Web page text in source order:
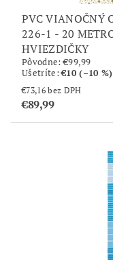
PVC VIANOČNÝ
226-1 - 20
HVIEZDIČKY
Pôvodne:€99,99
Ušetríte:€10 (–10 %)
€73,16 bez DPH
€89,99